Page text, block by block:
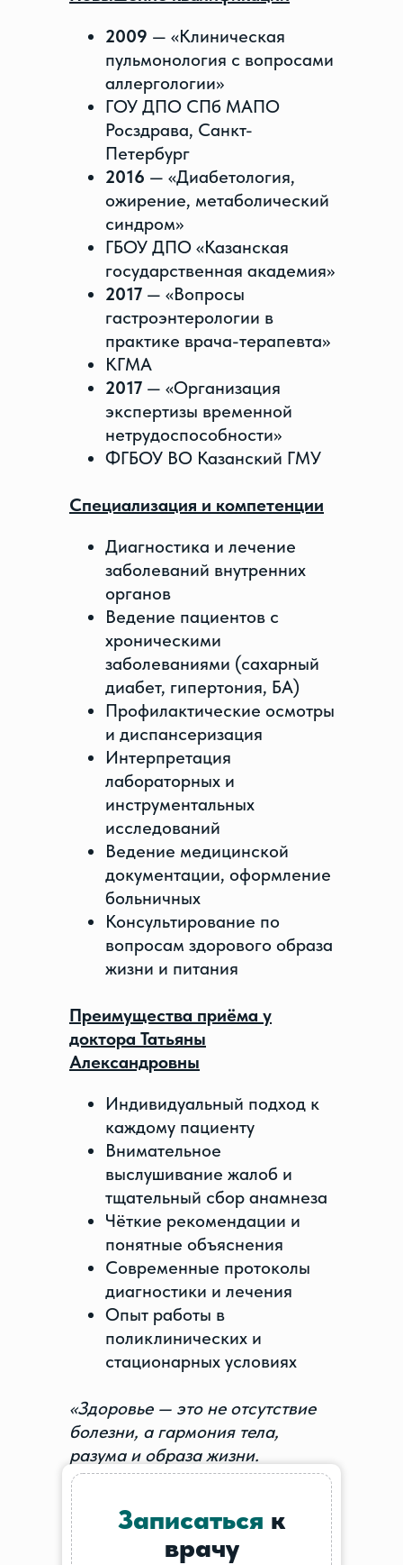
2009 — «Клиническая
пульмонология с вопросами
аллергологии»
ГОУ ДПО СПб МАПО
Росздрава, Санкт-
Петербург
2016 — «Диабетология,
ожирение, метаболический
синдром»
ГБОУ ДПО «Казанская
государственная академия»
2017 — «Вопросы
гастроэнтерологии в
практике врача-терапевта»
КГМА
2017 — «Организация
экспертизы временной
нетрудоспособности»
ФГБОУ ВО Казанский ГМУ
Специализация и компетенции
Диагностика и лечение
заболеваний внутренних
органов
Ведение пациентов с
хроническими
заболеваниями (сахарный
диабет, гипертония, БА)
Профилактические осмотры
и диспансеризация
Интерпретация
лабораторных и
инструментальных
исследований
Ведение медицинской
документации, оформление
больничных
Консультирование по
вопросам здорового образа
жизни и питания
Преимущества приёма у
доктора Татьяны
Александровны
Индивидуальный подход к
каждому пациенту
Внимательное
выслушивание жалоб и
тщательный сбор анамнеза
Чёткие рекомендации и
понятные объяснения
Современные протоколы
диагностики и лечения
Опыт работы в
поликлинических и
стационарных условиях
«Здоровье — это не отсутствие
болезни, а гармония тела,
разума и образа жизни.
Помогает пациентам не просто
лечиться, а чувствовать себя
лучше каждый день»— врач-
терапевт Татьяна Айназарова.
Записаться к
врачу